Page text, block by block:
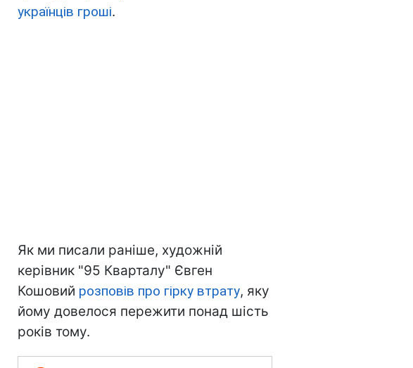
українців гроші.
Як ми писали раніше, художній
керівник "95 Кварталу" Євген
Кошовий розповів про гірку втрату, яку
йому довелося пережити понад шість
років тому.